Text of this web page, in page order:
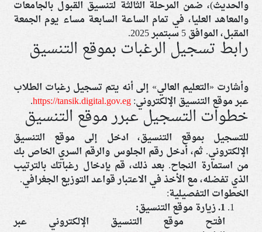
والحديث)، ضمن المرحلة الثالثة لتنسيق القبول بالجامعات
والمعاهد العليا، في تمام الساعة السابعة مساء يوم الجمعة
المقبل، الموافق 5 سبتمبر 2025.
رابط تسجيل الرغبات بموقع التنسيق
وأشارت «التعليم العالي» إلى أنه يتم تسجيل رغبات الطلاب
عبر موقع التنسيق الإلكتروني:https://tansik.digital.gov.eg
.
خطوات التسجيل عبرر موقع التنسيق
للتسجيل بموقع التنسيق، ادخل إلى موقع التنسيق
الإلكتروني. ثم، أدخل رقم الجلوس والرقم السري الخاص بك
من استمارة النجاح. بعد ذلك، قم بإدخال رغباتك بالترتيب
الذي تفضله، مع الأخذ في الاعتبار قواعد التوزيع الجغرافي.
الخطوات التفصيلية:
1. زيارة موقع التنسيق:
افتح موقع التنسيق الإلكتروني عبر